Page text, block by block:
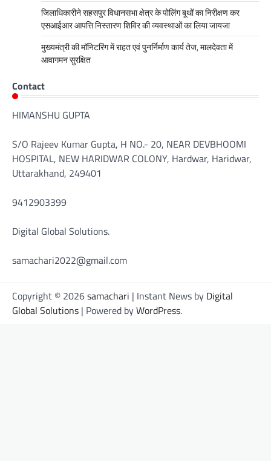
जिलाधिकारीने सहसपुर विधानसभा क्षेत्र के पोलिंग बूथों का निरीक्षण कर
एसआईआर आपत्ति निस्तारण शिविर की व्यवस्थाओं का लिया जायजा
मुख्यमंत्री की मॉनिटरिंग में राहत एवं पुनर्निर्माण कार्य तेज, मालदेवता में
आवागमन सुरक्षित
Contact
HIMANSHU GUPTA
S/O Rajeev Kumar Gupta, H NO.- 20, NEAR DEVBHOOMI
HOSPITAL, NEW HARIDWAR COLONY, Hardwar, Haridwar,
Uttarakhand, 249401
9412903399
Digital Global Solutions.
samachari2022@gmail.com
Copyright © 2026samachari | Instant News by Digital
Global Solutions | Powered byWordPress.